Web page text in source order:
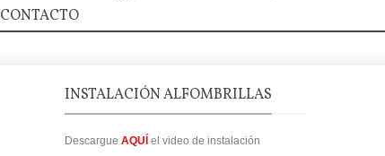
CONTACTO
INSTALACIÓN ALFOMBRILLAS
Descargue AQUÍ el video de instalación